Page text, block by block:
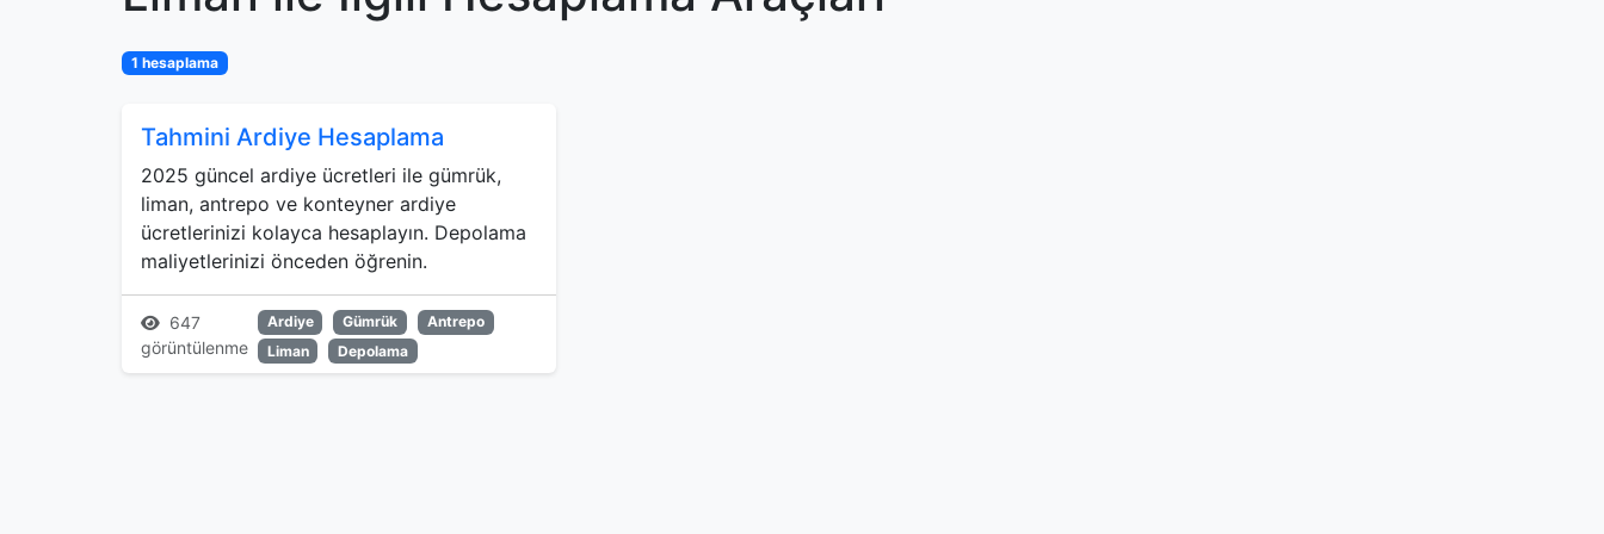
1 hesaplama
Tahmini Ardiye Hesaplama
2025 güncel ardiye ücretleri ile gümrük,
liman, antrepo ve konteyner ardiye
ücretlerinizi kolayca hesaplayın. Depolama
maliyetlerinizi önceden öğrenin.
647
görüntülenme
Ardiye Gümrük
Antrepo
Liman
Depolama